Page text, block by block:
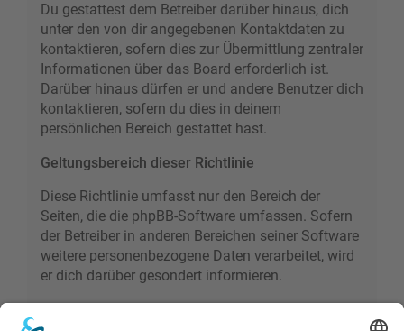
Du gestattest dem Betreiber darüber hinaus, dich
unter den von dir angegebenen Kontaktdaten zu
kontaktieren, sofern dies zur Übermittlung zentraler
Informationen über das Board erforderlich ist.
Darüber hinaus dürfen er und andere Benutzer dich
kontaktieren, sofern du dies in deinem
persönlichen Bereich gestattet hast.
Geltungsbereich dieser Richtlinie
Diese Richtlinie umfasst nur den Bereich der
Seiten, die die phpBB-Software umfassen. Sofern
der Betreiber in anderen Bereichen seiner Software
weitere personenbezogene Daten verarbeitet, wird
er dich darüber gesondert informieren.